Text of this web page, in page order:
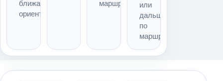
ближайший
ориентир
маршрута
или
дальше
по
маршруту